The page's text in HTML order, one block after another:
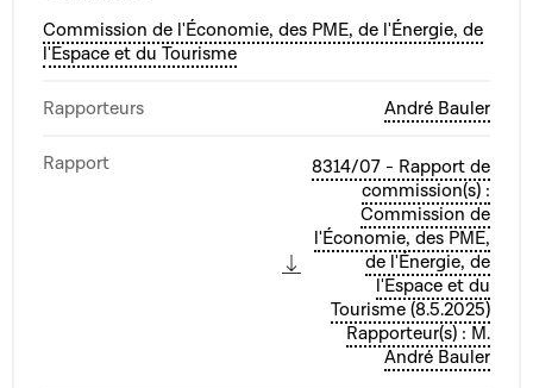
Commission de l'Économie, des PME, de l'Énergie, de
l'Espace et du Tourisme
Rapporteurs André Bauler
Rapport
8314/07 - Rapport de
commission(s) :
Commission de
l'Économie, des PME,
de l'Énergie, de
l'Espace et du
Tourisme (8.5.2025)
Rapporteur(s) : M.
André Bauler